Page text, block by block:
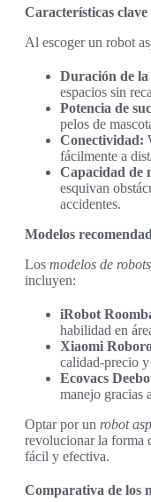
Características
Al escoger un robot
Duración de
espacios sin
Potencia de
pelos de
Conectividad:
fácilmente a
Capacidad de
esquivan
accidentes.
Modelos
Los modelos de
incluyen:
iRobot
habilidad en
Xiaomi
calidad-precio
Ecovacs
manejo gracias
Optar por un robot
revolucionar la forma
fácil y efectiva.
Comparativa de los